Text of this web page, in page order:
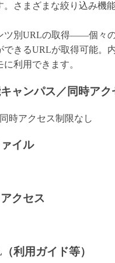
。さまざまな絞り込み機
ツ別URLの取得――個々
できるURLが取得可能。
に利用できます。
ャンパス／同時アク
時アクセス制限なし
イル
クセス
利用ガイド等）